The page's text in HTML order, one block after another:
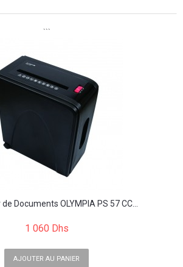
```
Documents OLYMPIA PS 57 CC...
1 060 Dhs
AJOUTER AU PANIER